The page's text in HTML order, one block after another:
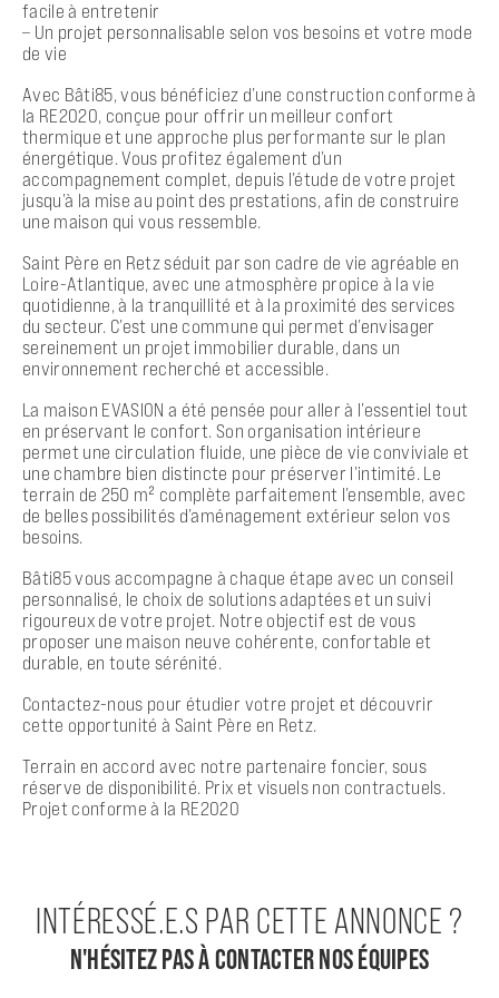
facile à entretenir
– Un projet personnalisable selon vos besoins et votre mode
de vie
Avec Bâti85, vous bénéficiez d’une construction conforme à
la RE2020, conçue pour offrir un meilleur confort
thermique et une approche plus performante sur le plan
énergétique. Vous profitez également d’un
accompagnement complet, depuis l’étude de votre projet
jusqu’à la mise au point des prestations, afin de construire
une maison qui vous ressemble.
Saint Père en Retz séduit par son cadre de vie agréable en
Loire-Atlantique, avec une atmosphère propice à la vie
quotidienne, à la tranquillité et à la proximité des services
du secteur. C’est une commune qui permet d’envisager
sereinement un projet immobilier durable, dans un
environnement recherché et accessible.
La maison EVASION a été pensée pour aller à l’essentiel tout
en préservant le confort. Son organisation intérieure
permet une circulation fluide, une pièce de vie conviviale et
une chambre bien distincte pour préserver l’intimité. Le
terrain de 250 m² complète parfaitement l’ensemble, avec
de belles possibilités d’aménagement extérieur selon vos
besoins.
Bâti85 vous accompagne à chaque étape avec un conseil
personnalisé, le choix de solutions adaptées et un suivi
rigoureux de votre projet. Notre objectif est de vous
proposer une maison neuve cohérente, confortable et
durable, en toute sérénité.
Contactez-nous pour étudier votre projet et découvrir
cette opportunité à Saint Père en Retz.
Terrain en accord avec notre partenaire foncier, sous
réserve de disponibilité. Prix et visuels non contractuels.
Projet conforme à la RE2020
N'HÉSITEZ PAS À CONTACTER NOS ÉQUIPES
INTÉRESSÉ.E.S PAR CETTE ANNONCE ?